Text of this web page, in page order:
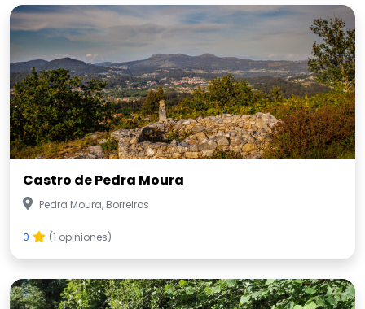
Castro de Pedra Moura
Pedra Moura, Borreiros
0 (1 opiniones)